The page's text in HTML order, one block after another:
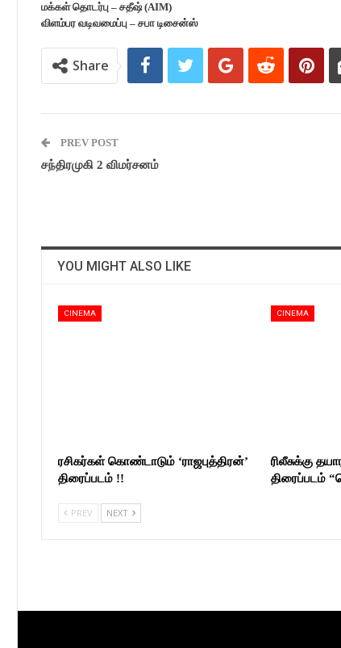
மக்கள் தொடர்பு – சதீஷ் (AIM)
விளம்பர வடிவமைப்பு – சபா டிசைன்ஸ்
Share
PREV POST
சந்திரமுகி 2 விமர்சனம்
YOU MIGHT ALSO LIKE
CINEMA
ரசிகர்கள் கொண்டாடும் ‘ராஜபுத்திரன்’
திரைப்படம் !!
CINEMA
ரிலீசுக்கு
திரைப்படம்
PREV NEXT